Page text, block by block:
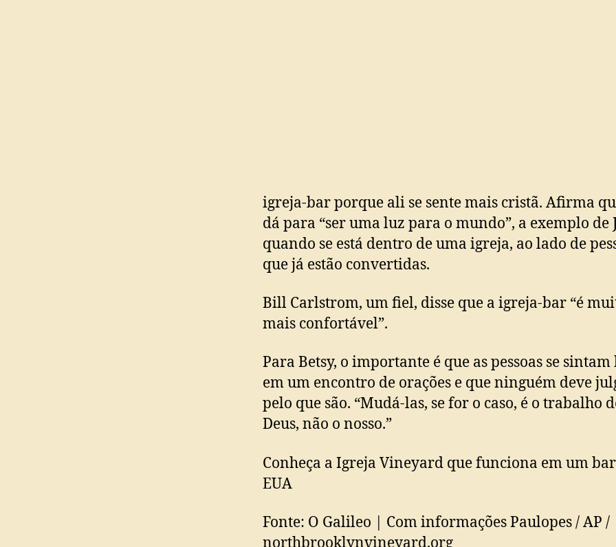
igreja-bar porque ali se sente mais cristã. Afirma
dá para “ser uma luz para o mundo”, a exemplo de
quando se está dentro de uma igreja, ao lado de
que já estão convertidas.
Bill Carlstrom, um fiel, disse que a igreja-bar “é
mais confortável”.
Para Betsy, o importante é que as pessoas se sintam
em um encontro de orações e que ninguém deve
pelo que são. “Mudá-las, se for o caso, é o trabalho
Deus, não o nosso.”
Conheça a Igreja Vineyard que funciona em um
EUA
Fonte: O Galileo | Com informações Paulopes / AP /
northbrooklynvineyard.org